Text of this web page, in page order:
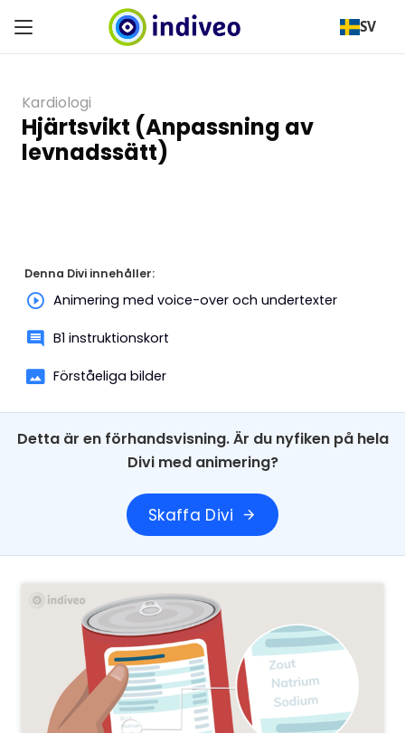
SV
Kardiologi
Hjärtsvikt (Anpassning av
levnadssätt)
Denna Divi innehåller:
Animering med voice-over och undertexter
B1 instruktionskort
Förståeliga bilder
Detta är en förhandsvisning. Är du nyfiken på hela
Divi med animering?
Skaffa Divi arrow_forward